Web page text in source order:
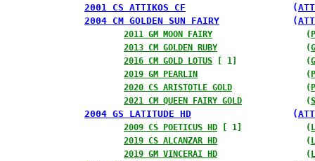
2001 CS ATTIKOS CF
                   (
2004 CM GOLDEN SUN FAIRY
             (
2011 GM MOON FAIRY
                   (
2013 CM GOLDEN RUBY
                  (
2016 CM GOLD LOTUS [ 1]              (
2019 GM PEARLIN
                      (
2020 CS ARISTOTLE GOLD
               (
2021 CM QUEEN FAIRY GOLD
             (
2004 GS LATITUDE HD
                  (
2009 CS POETICUS HD [ 1]             (
2019 CS ALCANZAR HD
                  (
2019 GM VINCERAI HD
                  (